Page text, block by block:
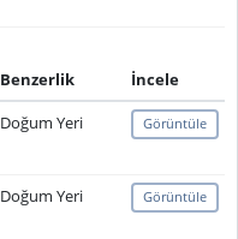
Benzerlik
İncele
Doğum Yeri Görüntüle
Doğum Yeri Görüntüle